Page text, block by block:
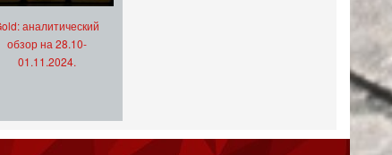
аналитический
обзор на 28.10-
01.11.2024.